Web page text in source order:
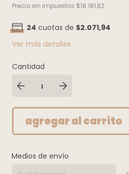
Precio sin impuestos $18.181,82
24 cuotas de $2.071,94
Ver más detalles
Cantidad
Medios de envío